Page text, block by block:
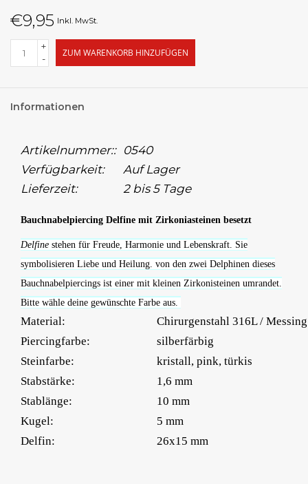
€9,95 Inkl. MwSt.
+
-
ZUM WARENKORB HINZUFÜGEN
Informationen
Artikelnummer:: 0540
Verfügbarkeit:
Auf Lager
Lieferzeit:
2 bis 5 Tage
Bauchnabelpiercing Delfine mit Zirkoniasteinen besetzt
Delfine stehen für Freude, Harmonie und Lebenskraft. Sie
symbolisieren Liebe und Heilung. von den zwei Delphinen dieses
Bauchnabelpiercings ist einer mit kleinen Zirkonisteinen umrandet.
Bitte wähle deine gewünschte Farbe aus.
Material:
Chirurgenstahl 316L / Messing
Piercingfarbe:
silberfärbig
Steinfarbe:
kristall, pink, türkis
Stabstärke:
1,6 mm
Stablänge:
10 mm
Kugel:
5 mm
Delfin:
26x15 mm